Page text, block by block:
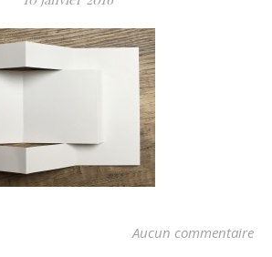
Aucun commentaire